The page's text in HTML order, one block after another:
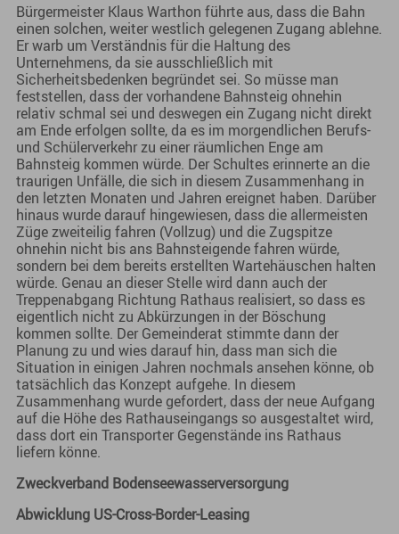
Bürgermeister Klaus Warthon führte aus, dass die Bahn
einen solchen, weiter westlich gelegenen Zugang ablehne.
Er warb um Verständnis für die Haltung des
Unternehmens, da sie ausschließlich mit
Sicherheitsbedenken begründet sei. So müsse man
feststellen, dass der vorhandene Bahnsteig ohnehin
relativ schmal sei und deswegen ein Zugang nicht direkt
am Ende erfolgen sollte, da es im morgendlichen Berufs-
und Schülerverkehr zu einer räumlichen Enge am
Bahnsteig kommen würde. Der Schultes erinnerte an die
traurigen Unfälle, die sich in diesem Zusammenhang in
den letzten Monaten und Jahren ereignet haben. Darüber
hinaus wurde darauf hingewiesen, dass die allermeisten
Züge zweiteilig fahren (Vollzug) und die Zugspitze
ohnehin nicht bis ans Bahnsteigende fahren würde,
sondern bei dem bereits erstellten Wartehäuschen halten
würde. Genau an dieser Stelle wird dann auch der
Treppenabgang Richtung Rathaus realisiert, so dass es
eigentlich nicht zu Abkürzungen in der Böschung
kommen sollte. Der Gemeinderat stimmte dann der
Planung zu und wies darauf hin, dass man sich die
Situation in einigen Jahren nochmals ansehen könne, ob
tatsächlich das Konzept aufgehe. In diesem
Zusammenhang wurde gefordert, dass der neue Aufgang
auf die Höhe des Rathauseingangs so ausgestaltet wird,
dass dort ein Transporter Gegenstände ins Rathaus
liefern könne.
Zweckverband Bodenseewasserversorgung
Abwicklung US-Cross-Border-Leasing